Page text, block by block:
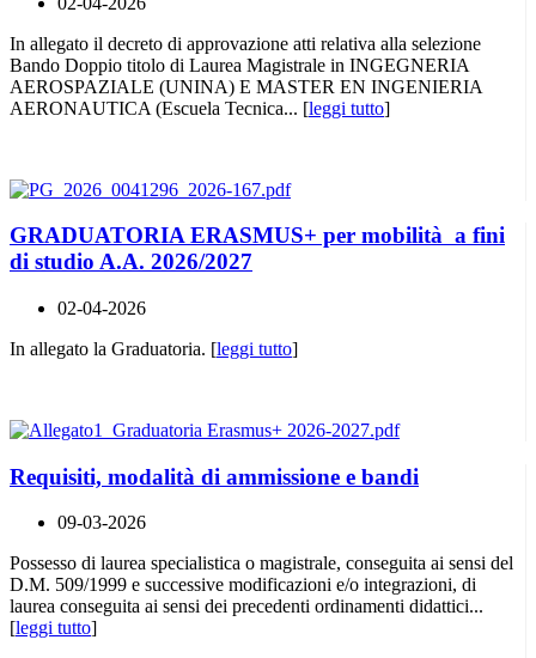
In allegato il decreto di approvazione atti relativa alla selezione
Bando Doppio titolo di Laurea Magistrale in INGEGNERIA
AEROSPAZIALE (UNINA) E MASTER EN INGENIERIA
AERONAUTICA (Escuela Tecnica... [leggi tutto]
GRADUATORIA ERASMUS+ per mobilità a fini
di studio A.A. 2026/2027
02-04-2026
In allegato la Graduatoria. [leggi tutto]
Requisiti, modalità di ammissione e bandi
09-03-2026
Possesso di laurea specialistica o magistrale, conseguita ai sensi del
D.M. 509/1999 e successive modificazioni e/o integrazioni, di
laurea conseguita ai sensi dei precedenti ordinamenti didattici...
[leggi tutto]